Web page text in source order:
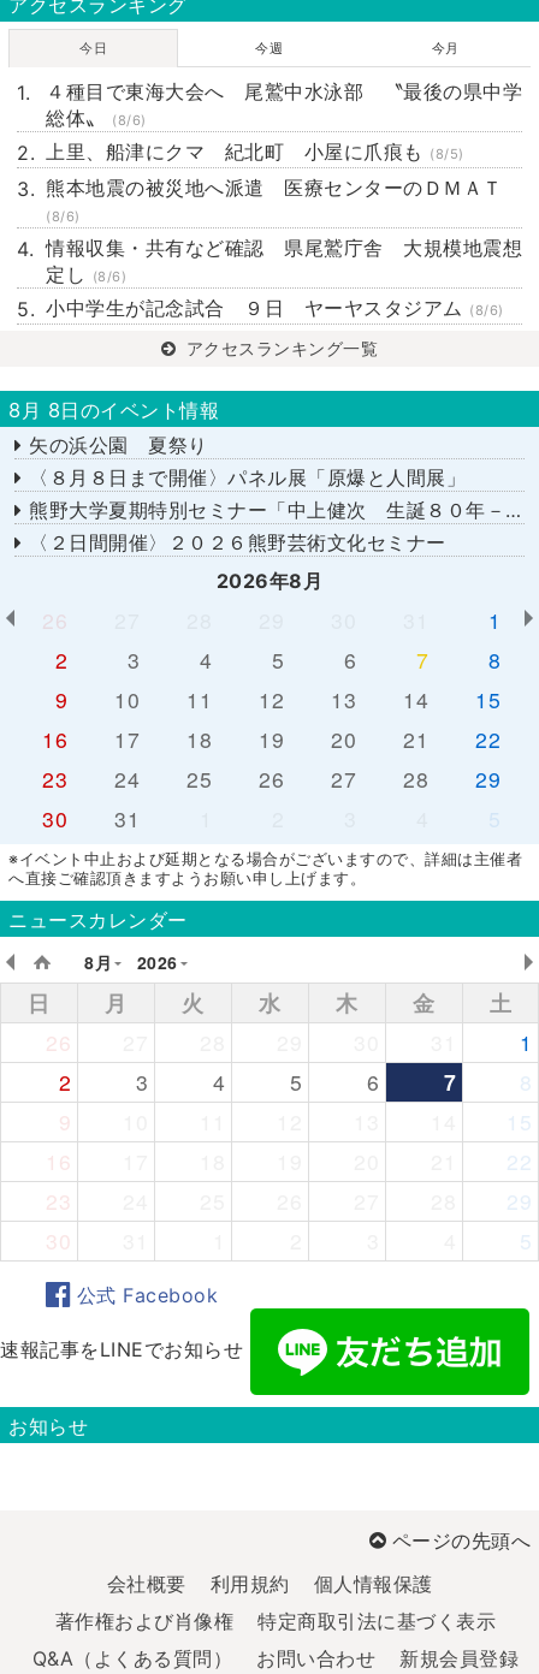
アクセスランキング
今日 今週 今月
４種目で東海大会へ 尾鷲中水泳部 〝最後の県中学
総体〟
(8/6)
上里、船津にクマ 紀北町 小屋に爪痕も (8/5)
熊本地震の被災地へ派遣 医療センターのＤＭＡＴ
(8/6)
情報収集・共有など確認 県尾鷲庁舎 大規模地震想
定し
(8/6)
小中学生が記念試合 ９日 ヤーヤスタジアム (8/6)
アクセスランキング一覧
8月 8日のイベント情報
矢の浜公園 夏祭り
〈８月８日まで開催〉パネル展「原爆と人間展」
熊野大学夏期特別セミナー「中上健次 生誕８０年－時代へのまなざし－」
〈２日間開催〉２０２６熊野芸術文化セミナー
2026年8月
26
1
2
3 4 5 6 7
8
9
10 11 12 13 14
15
16
17 18 19 20 21
22
23
24 25 26 27 28
29
30
31 5
※イベント中止および延期となる場合がございますので、詳細は主催者
へ直接ご確認頂きますようお願い申し上げます。
ニュースカレンダー
8月
2026
日 月 火 水 木 金
土
26
1
2
3 4 5 6 7
8
9
15
16
22
23
29
30
5
公式 Facebook
速報記事をLINEでお知らせ
お知らせ
ページの先頭へ
会社概要
利用規約
個人情報保護
著作権および肖像権
特定商取引法に基づく表示
Q&A（よくある質問）
お問い合わせ 新規会員登録